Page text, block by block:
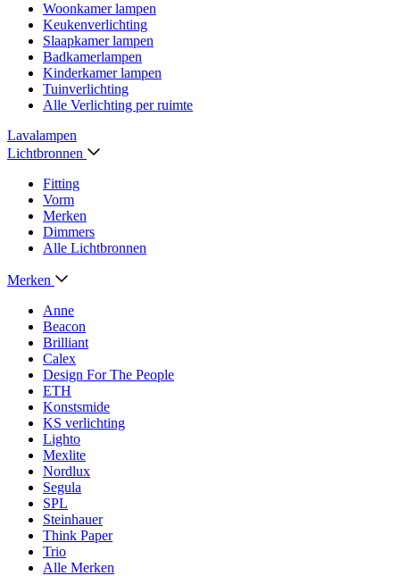
Woonkamer lampen
Keukenverlichting
Slaapkamer lampen
Badkamerlampen
Kinderkamer lampen
Tuinverlichting
Alle Verlichting per ruimte
Lavalampen
Lichtbronnen
Fitting
Vorm
Merken
Dimmers
Alle Lichtbronnen
Merken
Anne
Beacon
Brilliant
Calex
Design For The People
ETH
Konstsmide
KS verlichting
Lighto
Mexlite
Nordlux
Segula
SPL
Steinhauer
Think Paper
Trio
Alle Merken